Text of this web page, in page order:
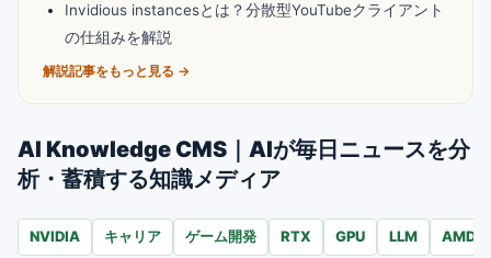
Invidious instancesとは？分散型YouTubeクライアント
の仕組みを解説
解説記事をもっと見る →
AI Knowledge CMS｜AIが毎日ニュースを分
析・蓄積する知識メディア
NVIDIA キャリア ゲーム開発 RTX GPU LLM AMD